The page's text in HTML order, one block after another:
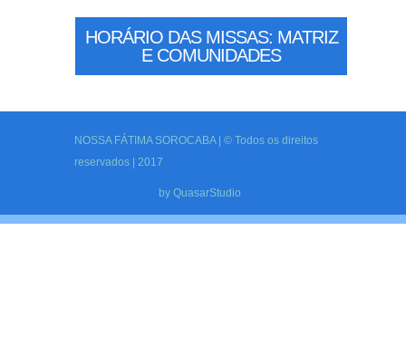
HORÁRIO DAS MISSAS: MATRIZ
E COMUNIDADES
NOSSA FÁTIMA SOROCABA | © Todos os direitos
reservados | 2017
by QuasarStudio